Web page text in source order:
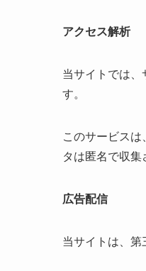
アクセス解析
当サイトでは、
す。
このサービス
タは匿名で収集
広告配信
当サイトは、第